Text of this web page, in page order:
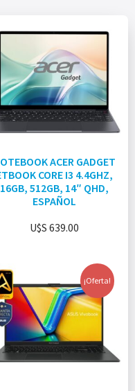
ACER GADGET
CORE I3 4.4GHZ,
16GB, 512GB, 14″ QHD,
ESPAÑOL
U$S 639.00
¡Oferta!